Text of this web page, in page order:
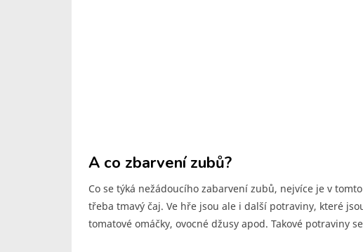
A co zbarvení zubů?
Co se týká nežádoucího zabarvení zubů, nejvíce je v
třeba tmavý čaj. Ve hře jsou ale i další potraviny, které
tomatové omáčky, ovocné džusy apod. Takové potraviny